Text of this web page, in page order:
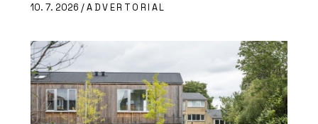
10. 7. 2026 /ADVERTORIAL